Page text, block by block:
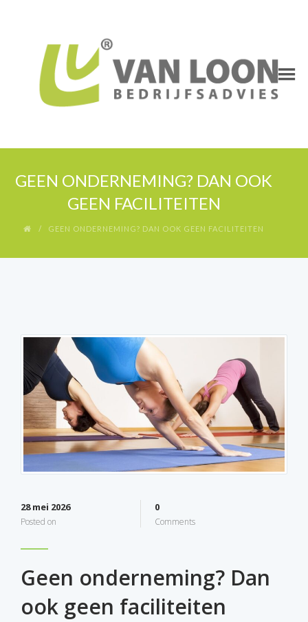
GEEN ONDERNEMING? DAN OOK
GEEN FACILITEITEN
GEEN ONDERNEMING? DAN OOK GEEN FACILITEITEN
28 mei 2026
Posted on
0
Comments
Geen onderneming? Dan
ook geen faciliteiten